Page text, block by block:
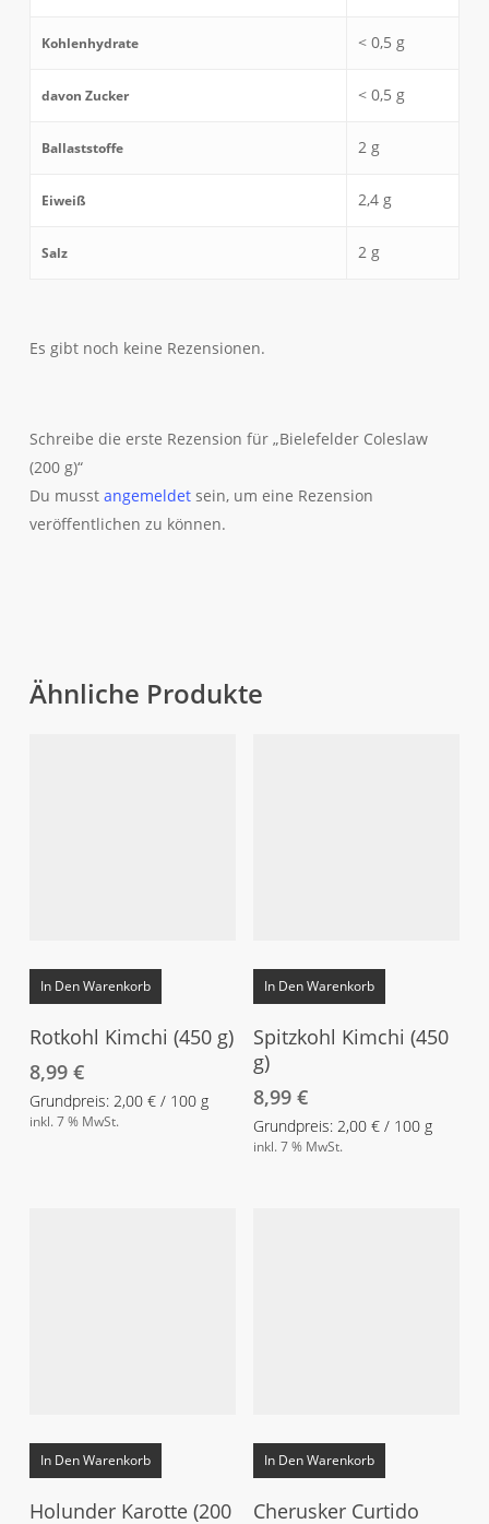
Kohlenhydrate < 0,5 g
davon Zucker < 0,5 g
Ballaststoffe 2 g
Eiweiß 2,4 g
Salz 2 g
Es gibt noch keine Rezensionen.
Schreibe die erste Rezension für „Bielefelder Coleslaw
(200 g)“
Du musst angemeldetsein, um eine Rezension
veröffentlichen zu können.
Ähnliche Produkte
In Den Warenkorb
Rotkohl Kimchi (450 g)
8,99 €
Grundpreis: 2,00 €/ 100 g
inkl. 7 % MwSt.
In Den Warenkorb
Spitzkohl Kimchi (450
g)
8,99 €
Grundpreis: 2,00 €/ 100 g
inkl. 7 % MwSt.
In Den Warenkorb
Holunder Karotte (200
In Den Warenkorb
Cherusker Curtido